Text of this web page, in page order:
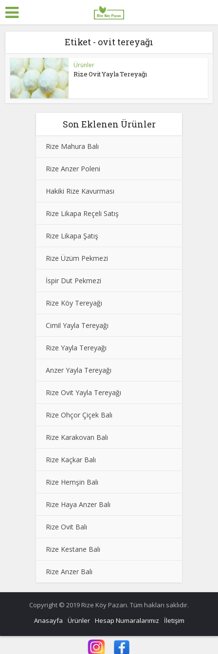
Etiket - ovit tereyağı
Ürünler
Rize Ovit Yayla Tereyağı
Son Eklenen Ürünler
Rize Mahura Balı
Rize Anzer Poleni
Hakiki Rize Kavurması
Rize Likapa Reçeli Satış
Rize Likapa Şatış
Rize Üzüm Pekmezi
İspir Dut Pekmezi
Rize Köy Tereyağı
Cimil Yayla Tereyağı
Rize Yayla Tereyağı
Anzer Yayla Tereyağı
Rize Ovit Yayla Tereyağı
Rize Ohçor Çiçek Balı
Rize Karakovan Balı
Rize Kaçkar Balı
Rize Hemşin Balı
Rize Haya Anzer Balı
Rize Ovit Balı
Rize Kestane Balı
Rize Anzer Balı
Copyright © 2019 Rize Köy Pazarı. Tüm hakları saklıdır.
Anasayfa
Ürünler Hesap Numaralarımız İletişim